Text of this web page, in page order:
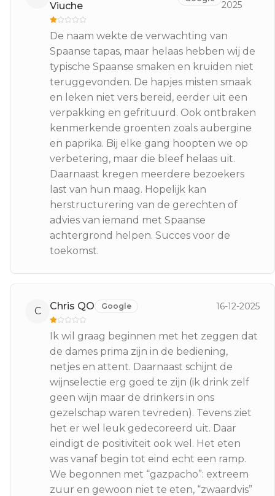
Viuche
2025
De naam wekte de verwachting van
Spaanse tapas, maar helaas hebben wij de
typische Spaanse smaken en kruiden niet
teruggevonden. De hapjes misten smaak
en leken niet vers bereid, eerder uit een
verpakking en gefrituurd. Ook ontbraken
kenmerkende groenten zoals aubergine
en paprika. Bij elke gang hoopten we op
verbetering, maar die bleef helaas uit.
Daarnaast kregen meerdere bezoekers
last van hun maag. Hopelijk kan
herstructurering van de gerechten of
advies van iemand met Spaanse
achtergrond helpen. Succes voor de
toekomst.
C Chris QO Google 16-12-2025
Ik wil graag beginnen met het zeggen dat
de dames prima zijn in de bediening,
netjes en attent. Daarnaast schijnt de
wijnselectie erg goed te zijn (ik drink zelf
geen wijn maar de drinkers in ons
gezelschap waren tevreden). Tevens ziet
het er wel leuk gedecoreerd uit. Daar
eindigt de positiviteit ook wel. Het eten
was vanaf begin tot eind echt een ramp.
We begonnen met “gazpacho”: extreem
zuur en gewoon niet te eten, “zwaardvis”